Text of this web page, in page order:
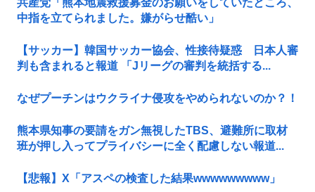
共産党「熊本地震救援募金のお願いをしていたところ、
中指を立てられました。嫌がらせ酷い」
【サッカー】韓国サッカー協会、性接待疑惑 日本人審
判も含まれると報道 「Jリーグの審判を統括する...
なぜプーチンはウクライナ侵攻をやめられないのか？！
熊本県知事の要請をガン無視したTBS、避難所に取材
班が押し入ってプライバシーに全く配慮しない報道...
【悲報】X「アスペの検査した結果wwwwwwwww」